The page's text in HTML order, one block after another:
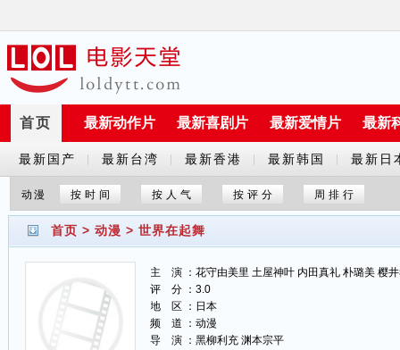
首页 最新动作片 最新喜剧片 最新爱情片 最新
最新国产
剧
最新台湾 最新香港 最新韩国 最新日
动漫 按时间 按人气 按评分 周排行
首页 > 动漫 > 世界在起舞
主 演 ：花守由美里 土屋神叶 内田真礼 朴璐美 樱
评 分 ：3.0
地 区 ：日本
频 道 ：动漫
导 演 ：黑柳利充 渊本宗平